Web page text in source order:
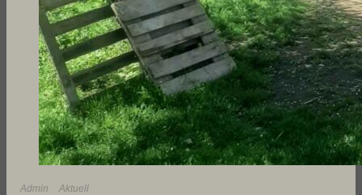
Admin Aktuell